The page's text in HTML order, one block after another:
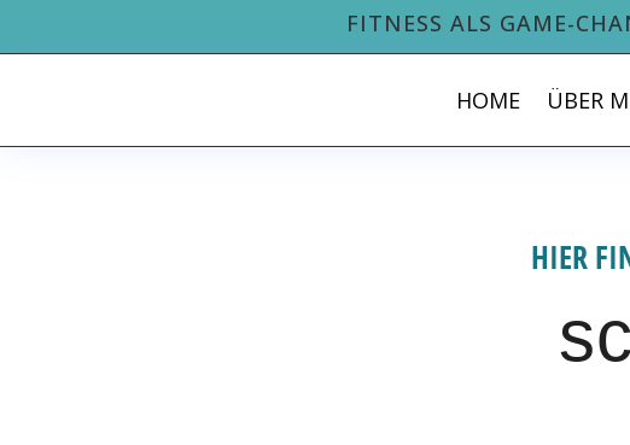
FITNESS ALS GAME-
HOME ÜBER
HIER